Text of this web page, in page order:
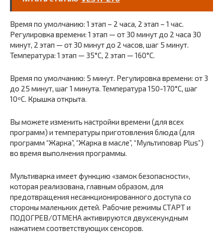
Время по умолчанию: 1 этап – 2 часа, 2 этап – 1 час.
Регулировка времени: 1 этап — от 30 минут до 2 часа 30
минут, 2 этап — от 30 минут до 2 часов, шаг 5 минут.
Температура: 1 этап — 35°С, 2 этап — 160°С.
Время по умолчанию: 5 минут. Регулировка времени: от 3
до 25 минут, шаг 1 минута. Температура 150-170°С, шаг
10ºС. Крышка открыта.
Вы можете изменить настройки времени (для всех
программ) и температуры приготовления блюда (для
программ “Жарка”, “Жарка в масле”, “Мультиповар Plus”)
во время выполнения программы.
Мультиварка имеет функцию «замок безопасности»,
которая реализована, главным образом, для
предотвращения несанкционированного доступа со
стороны маленьких детей. Рабочие режимы СТАРТ и
ПОДОГРЕВ/ОТМЕНА активируются двухсекундным
нажатием соответствующих сенсоров.